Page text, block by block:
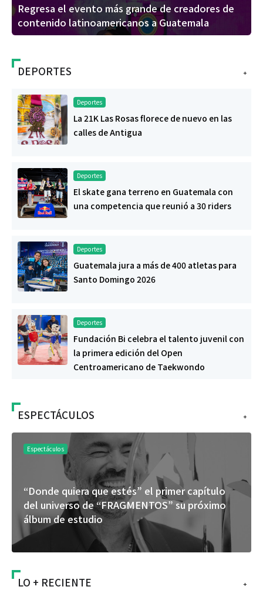
Regresa el evento más grande de creadores de
contenido latinoamericanos a Guatemala
+
DEPORTES
Deportes
La 21K Las Rosas florece de nuevo en las
calles de Antigua
Deportes
El skate gana terreno en Guatemala con
una competencia que reunió a 30 riders
Deportes
Guatemala jura a más de 400 atletas para
Santo Domingo 2026
Deportes
Fundación Bi celebra el talento juvenil con
la primera edición del Open
Centroamericano de Taekwondo
+
ESPECTÁCULOS
Espectáculos
“Donde quiera que estés” el primer capítulo
del universo de “FRAGMENTOS” su próximo
álbum de estudio
+
LO + RECIENTE